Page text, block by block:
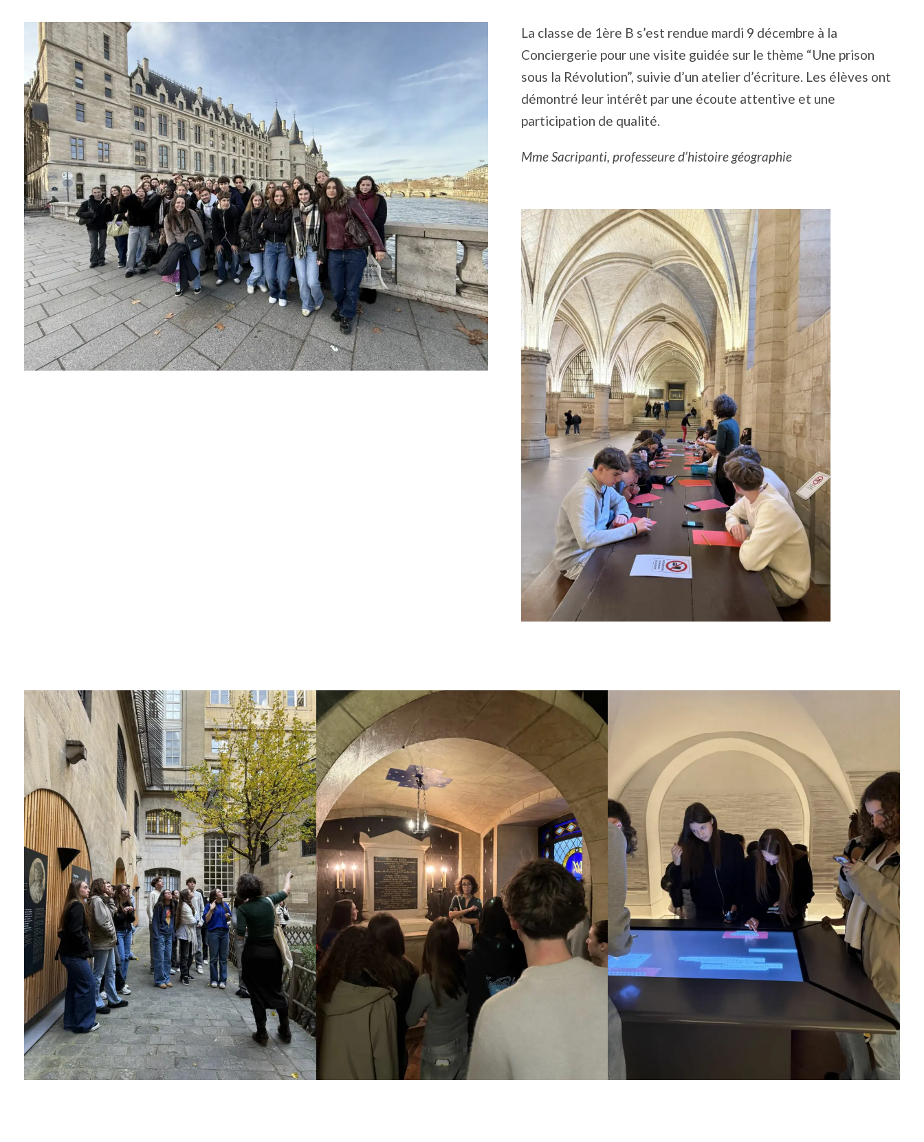
La classe de 1ère B s’est rendue mardi 9 décembre à la
Conciergerie pour une visite guidée sur le thème “Une prison
sous la Révolution”, suivie d’un atelier d’écriture. Les élèves ont
démontré leur intérêt par une écoute attentive et une
participation de qualité.
Mme Sacripanti, professeure d’histoire géographie